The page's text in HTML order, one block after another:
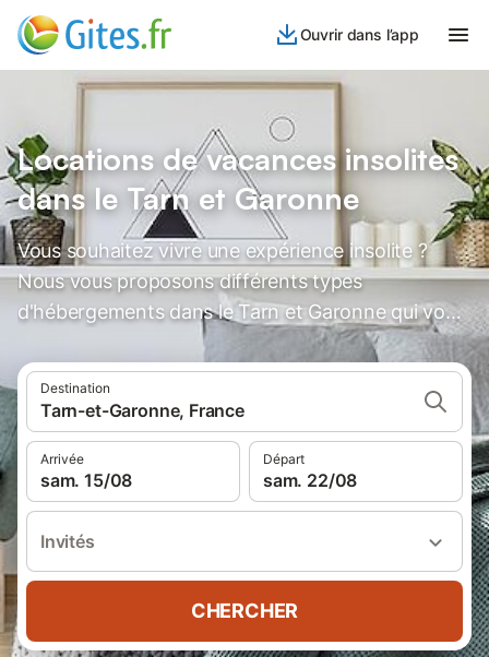
Ouvrir dans l’app
Locations de vacances insolites
dans le Tarn et Garonne
Vous souhaitez vivre une expérience insolite ?
Nous vous proposons différents types
d'hébergements dans le Tarn et Garonne qui vous
laisseront des souvenirs inoubliables.
Destination
Tarn-et-Garonne, France
Arrivée
sam. 15/08
Départ
sam. 22/08
Invités
CHERCHER